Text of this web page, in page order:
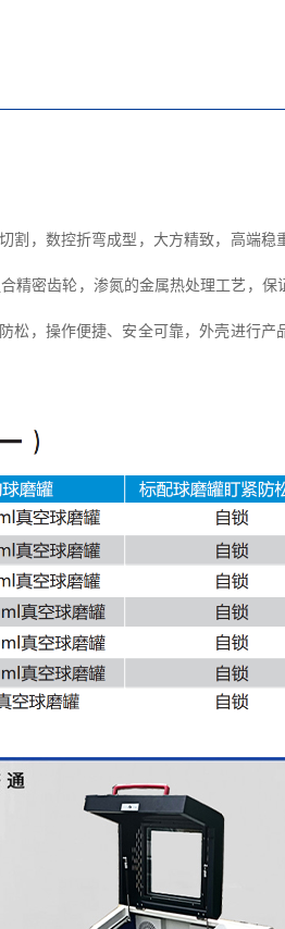
，数控折弯成型，大方精致，高端稳
密齿轮，渗氮的金属热处理工艺，保
，操作便捷、安全可靠，外壳进行产